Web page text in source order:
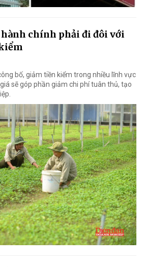
chính phải đi đôi với
bố, giảm tiền kiểm trong nhiều lĩnh vực
sẽ góp phần giảm chi phí tuân thủ, tạo